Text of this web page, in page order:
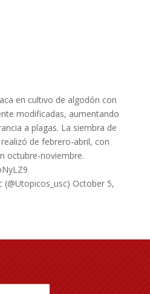
en cultivo de algodón con
modificadas, aumentando
a plagas. La siembra de
de febrero-abril, con
octubre-noviembre.
October 5,